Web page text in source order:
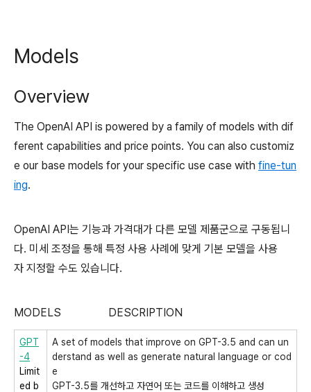
Models
Overview
The OpenAI API is powered by a family of models with dif
ferent capabilities and price points. You can also customiz
e our base models for your specific use case with fine-tun
ing.
OpenAI API는 기능과 가격대가 다른 모델 제품군으로 구동됩니
다. 미세 조정을 통해 특정 사용 사례에 맞게 기본 모델을 사용
자 지정할 수도 있습니다.
MODELS DESCRIPTION
GPT
-4
Limit
ed b
A set of models that improve on GPT-3.5 and can un
derstand as well as generate natural language or cod
e
GPT-3.5를 개선하고 자연어 또는 코드를 이해하고 생성